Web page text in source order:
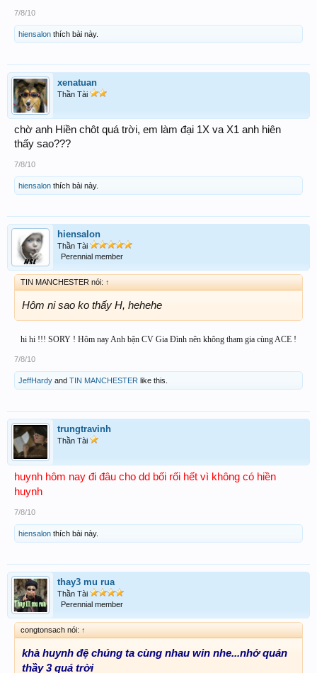
7/8/10
hiensalon thích bài này.
xenatuan
Thần Tài
chờ anh Hiền chôt quá trời, em làm đại 1X va X1 anh hiên
thấy sao???
7/8/10
hiensalon thích bài này.
hiensalon
Thần Tài
Perennial member
TIN MANCHESTER nói: ↑
Hôm ni sao ko thấy H, hehehe
hi hi !!! SORY ! Hôm nay Anh bận CV Gia Đình nên không tham gia cùng ACE !
7/8/10
JeffHardy and TIN MANCHESTER like this.
trungtravinh
Thần Tài
huynh hôm nay đi đâu cho dd bối rối hết vì không có hiền
huynh
7/8/10
hiensalon thích bài này.
thay3 mu rua
Thần Tài
Perennial member
congtonsach nói: ↑
khà huynh đệ chúng ta cùng nhau win nhe...nhớ quán
thầy 3 quá trời